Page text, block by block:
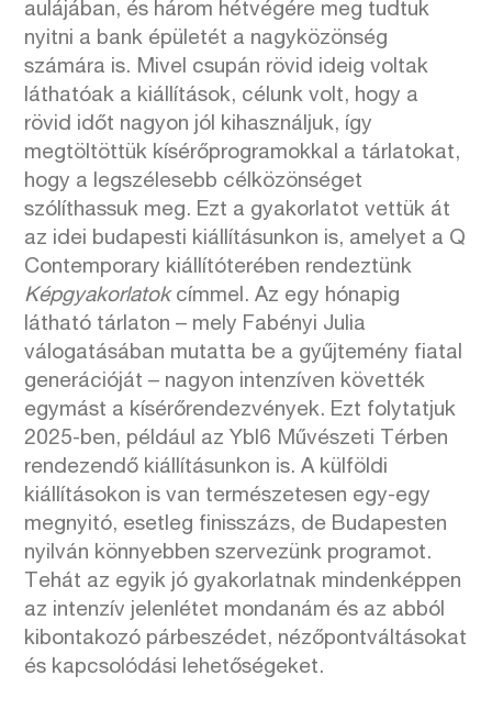
aulájában, és három hétvégére meg tudtuk
nyitni a bank épületét a nagyközönség
számára is. Mivel csupán rövid ideig voltak
láthatóak a kiállítások, célunk volt, hogy a
rövid időt nagyon jól kihasználjuk, így
megtöltöttük kísérőprogramokkal a tárlatokat,
hogy a legszélesebb célközönséget
szólíthassuk meg. Ezt a gyakorlatot vettük át
az idei budapesti kiállításunkon is, amelyet a Q
Contemporary kiállítóterében rendeztünk
Képgyakorlatokcímmel. Az egy hónapig
látható tárlaton – mely Fabényi Julia
válogatásában mutatta be a gyűjtemény fiatal
generációját – nagyon intenzíven követték
egymást a kísérőrendezvények. Ezt folytatjuk
2025-ben, például az Ybl6 Művészeti Térben
rendezendő kiállításunkon is. A külföldi
kiállításokon is van természetesen egy-egy
megnyitó, esetleg finisszázs, de Budapesten
nyilván könnyebben szervezünk programot.
Tehát az egyik jó gyakorlatnak mindenképpen
az intenzív jelenlétet mondanám és az abból
kibontakozó párbeszédet, nézőpontváltásokat
és kapcsolódási lehetőségeket.